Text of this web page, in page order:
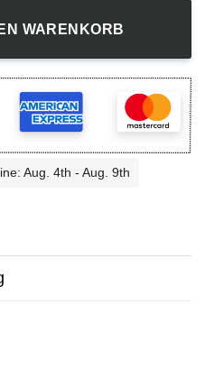
Menge
WARENKORB
Aug. 4th - Aug. 9th